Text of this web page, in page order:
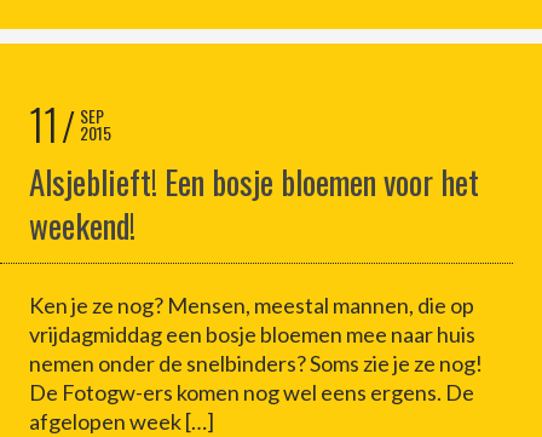
11 SEP
2015
Alsjeblieft! Een bosje bloemen voor het
weekend!
Ken je ze nog? Mensen, meestal mannen, die op
vrijdagmiddag een bosje bloemen mee naar huis
nemen onder de snelbinders? Soms zie je ze nog!
De Fotogw-ers komen nog wel eens ergens. De
afgelopen week […]